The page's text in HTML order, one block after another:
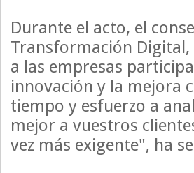
Durante el acto, el
Transformación
a las empresas
innovación y la mejora
tiempo y esfuerzo a
mejor a vuestros
vez más exigente", ha